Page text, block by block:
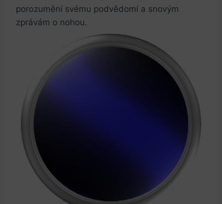
porozumění svému podvědomí a snovým
zprávám o nohou.